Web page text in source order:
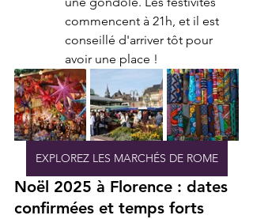
commencent à 21h, et il est
conseillé d'arriver tôt pour
avoir une place !
EXPLOREZ LES MARCHÉS DE ROME
Noël 2025 à Florence : dates
confirmées et temps forts